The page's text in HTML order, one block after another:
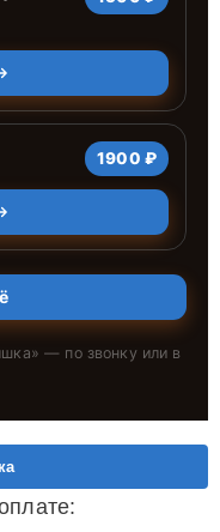
1900 ₽
» — по звонку или в